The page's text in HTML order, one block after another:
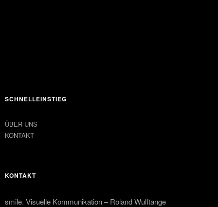
SCHNELLEINSTIEG
ÜBER UNS
KONTAKT
KONTAKT
smile. Visuelle Kommunikation – Roland Wulftange